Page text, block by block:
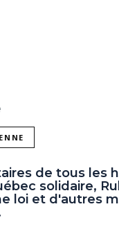
de tous les
solidaire,
loi et d'autres